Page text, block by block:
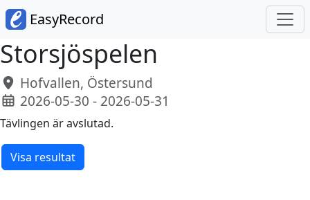
EasyRecord
Storsjöspelen
Hofvallen, Östersund
2026-05-30 - 2026-05-31
Tävlingen är avslutad.
Visa resultat